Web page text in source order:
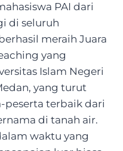
PAI dari
di seluruh
meraih Juara
yang
Islam Negeri
yang turut
terbaik dari
di tanah air.
waktu yang